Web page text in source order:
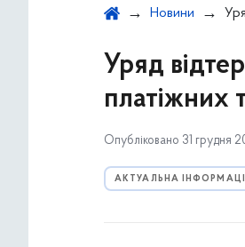
Новини Уряд
Уряд
платіжних
Опубліковано 31 грудня
АКТУАЛЬНА